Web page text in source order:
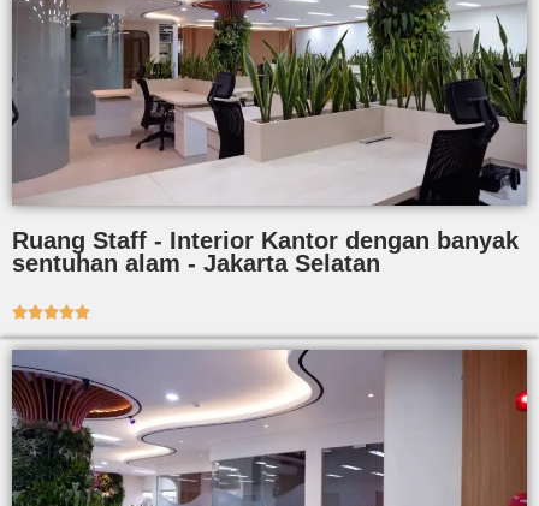
Ruang Staff - Interior Kantor dengan banyak
sentuhan alam - Jakarta Selatan
